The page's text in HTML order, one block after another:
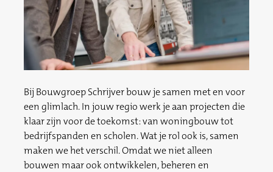
Bij Bouwgroep Schrijver bouw je samen met en voor
een glimlach. In jouw regio werk je aan projecten die
klaar zijn voor de toekomst: van woningbouw tot
bedrijfspanden en scholen. Wat je rol ook is, samen
maken we het verschil. Omdat we niet alleen
bouwen maar ook ontwikkelen, beheren en